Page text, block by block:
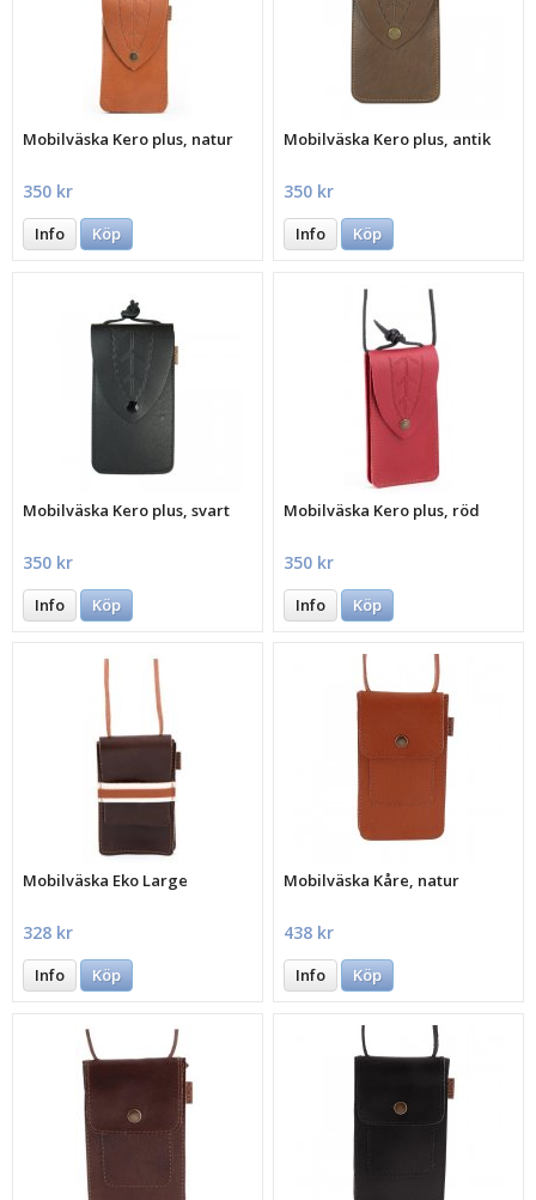
Mobilväska Kero plus, natur
350 kr
Info Köp
Mobilväska Kero plus, antik
350 kr
Info Köp
Mobilväska Kero plus, svart
350 kr
Info Köp
Mobilväska Kero plus, röd
350 kr
Info Köp
Mobilväska Eko Large
328 kr
Info Köp
Mobilväska Kåre, natur
438 kr
Info Köp